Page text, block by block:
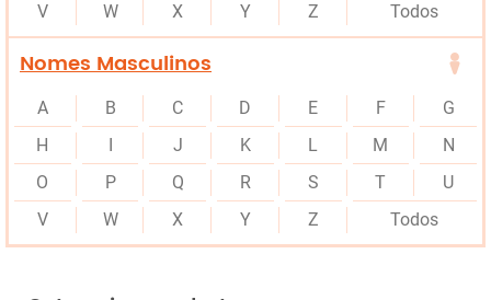
V
W X Y Z Todos
Nomes Masculinos
A B C D E F
G
H
J K L M
N
O
P Q R S T
U
V
W X Y Z Todos